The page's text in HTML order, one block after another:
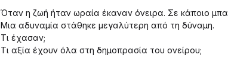
Όταν η ζωή ήταν ωραία έκαναν όνειρα. Σε κάποιο
Μια αδυναμία στάθηκε μεγαλύτερη από τη δύναμη.
Τι έχασαν;
Τι αξία έχουν όλα στη δημοπρασία του ονείρου;